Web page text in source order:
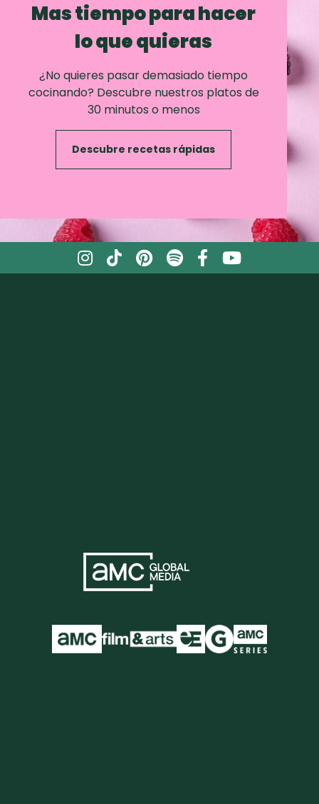
Mas tiempo para hacer
lo que quieras
¿No quieres pasar demasiado tiempo
cocinando? Descubre nuestros platos de
30 minutos o menos
Descubre recetas rápidas